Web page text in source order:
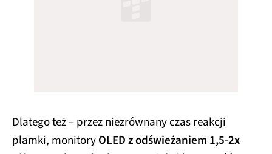
Dlatego też – przez niezrównany czas reakcji
plamki, monitoryOLED z odświeżaniem 1,5-2x